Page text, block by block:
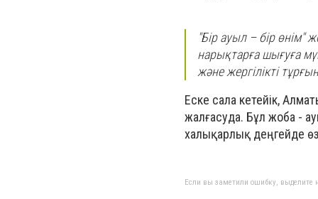
"Бір ауыл – бір өнім"
нарықтарға шығуға
және жергілікті
Еске сала кетейік,
жалғасуда. Бұл жоба -
халықарлық деңгейде
Если вы заметили ошибку, выделите